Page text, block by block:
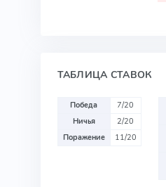
ТАБЛИЦА СТАВОК
Победа
7/20
Ничья
2/20
Поражение
11/20